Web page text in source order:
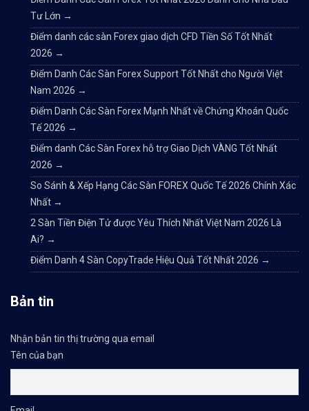
Tư Lớn →
Điểm danh các sàn Forex giao dịch CFD Tiền Số Tốt Nhất
2026 →
Điểm Danh Các Sàn Forex Support Tốt Nhất cho Người Việt
Nam 2026 →
Điểm Danh Các Sàn Forex Mạnh Nhất về Chứng Khoán Quốc
Tế 2026 →
Điểm danh Các Sàn Forex hỗ trợ Giao Dịch VÀNG Tốt Nhất
2026 →
So Sánh & Xếp Hạng Các Sàn FOREX Quốc Tế 2026 Chính Xác
Nhất →
2 Sàn Tiền Điện Tử được Yêu Thích Nhất Việt Nam 2026 Là
Ai? →
Điểm Danh 4 Sàn CopyTrade Hiệu Quả Tốt Nhất 2026 →
Bản tin
Nhận bản tin thị trường qua email
Tên của bạn